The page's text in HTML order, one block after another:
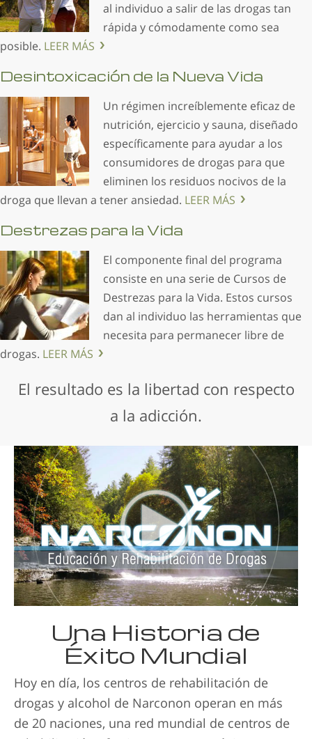
al individuo a salir de las drogas tan
rápida y cómodamente como sea
posible. LEER MÁS
Desintoxicación de la Nueva Vida
Un régimen increíblemente eficaz de
nutrición, ejercicio y sauna, diseñado
específicamente para ayudar a los
consumidores de drogas para que
eliminen los residuos nocivos de la
droga que llevan a tener ansiedad. LEER MÁS
Destrezas para la Vida
El componente final del programa
consiste en una serie de Cursos de
Destrezas para la Vida. Estos cursos
dan al individuo las herramientas que
necesita para permanecer libre de
drogas. LEER MÁS
El resultado es la libertad con respecto
a la adicción.
Una Historia de
Éxito Mundial
Hoy en día, los centros de rehabilitación de
drogas y alcohol de Narconon operan en más
de 20 naciones, una red mundial de centros de